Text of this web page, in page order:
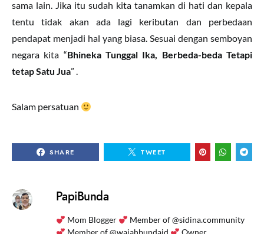
sama lain. Jika itu sudah kita tanamkan di hati dan kepala
tentu tidak akan ada lagi keributan dan perbedaan
pendapat menjadi hal yang biasa. Sesuai dengan semboyan
negara kita “Bhineka Tunggal Ika, Berbeda-beda Tetapi
tetap Satu Jua” .
Salam persatuan
SHARE TWEET
PapiBunda
Mom Blogger
Member of @sidina.community